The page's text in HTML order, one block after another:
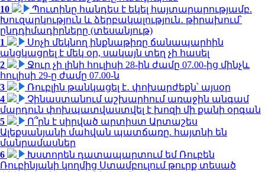
10
Պուտինը հանդես է եկել հայտարարությամբ.
Խուզարկություն և ձերբակալություն․ թիրախում՝
ընդդիմադիրները (տեսանյութ)
1
Սոչի մեկնող ինքնաթիռը ճանապարհին
անցկացրել է մեկ օր, սակայն տեղ չի հասել
2
Ջուր չի լինի հուլիսի 28-ին ժամը 07.00-ից մինչև
հուլիսի 29-ը ժամը 07.00-ն
3
Ռուբլին թանկացել է․ փոխարժեքն՝ այսօր
4
Չինաստանում աշխարհում առաջին անգամ
մարդուն փոխպատվաստվել է խոզի մի քանի օրգան
5
Ո՞րն է սիրված արտիստ Արտաշես
Ալեքսանյանի մահվան պատճառը. հայտնի են
մանրամասներ
6
Խստորեն դատապարտում եմ Ռուբեն
Ռուբինյանի կողմից Ստամբուլում թուրք տեսած